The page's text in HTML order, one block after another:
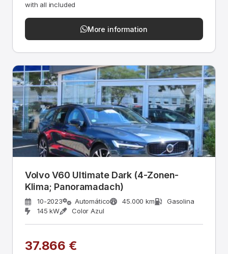
with all included
More information
Volvo V60 Ultimate Dark (4-Zonen-
Klima; Panoramadach)
10-2023 Automático 45.000 km
Gasolina
145 kW
Color Azul
37.866 €